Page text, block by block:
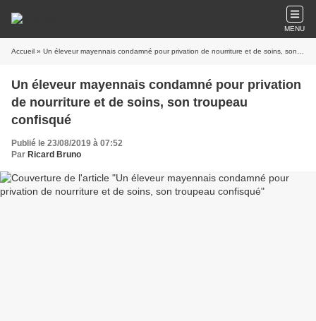
MENU
Accueil » Un éleveur mayennais condamné pour privation de nourriture et de soins, son troupeau confisqué
Un éleveur mayennais condamné pour privation
de nourriture et de soins, son troupeau
confisqué
Publié le 23/08/2019 à 07:52
Par Ricard Bruno